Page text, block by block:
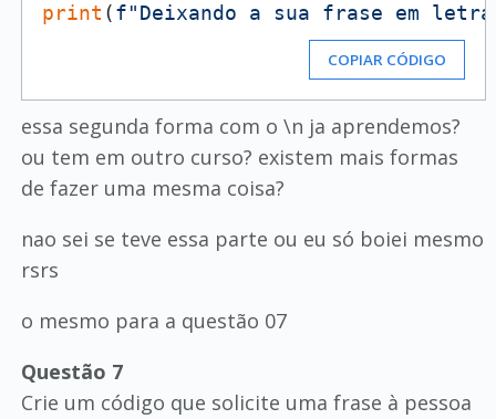
print (f"Deixando a sua frase em
COPIAR CÓDIGO
essa segunda forma com o \n ja aprendemos?
ou tem em outro curso? existem mais formas
de fazer uma mesma coisa?
nao sei se teve essa parte ou eu só boiei mesmo
rsrs
o mesmo para a questão 07
Questão 7
Crie um código que solicite uma frase à pessoa